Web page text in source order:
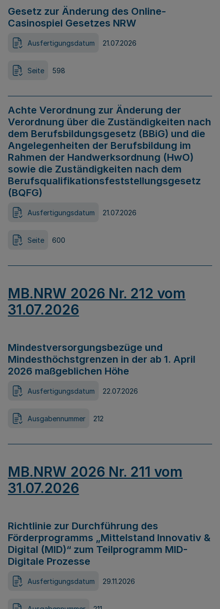
Gesetz zur Änderung des Online-
Casinospiel Gesetzes NRW
Ausfertigungsdatum 21.07.2026
Seite 598
Achte Verordnung zur Änderung der
Verordnung über die Zuständigkeiten nach
dem Berufsbildungsgesetz (BBiG) und die
Angelegenheiten der Berufsbildung im
Rahmen der Handwerksordnung (HwO)
sowie die Zuständigkeiten nach dem
Berufsqualifikationsfeststellungsgesetz
(BQFG)
Ausfertigungsdatum 21.07.2026
Seite 600
MB.NRW 2026 Nr. 212 vom
31.07.2026
Mindestversorgungsbezüge und
Mindesthöchstgrenzen in der ab 1. April
2026 maßgeblichen Höhe
Ausfertigungsdatum 22.07.2026
Ausgabennummer 212
MB.NRW 2026 Nr. 211 vom
31.07.2026
Richtlinie zur Durchführung des
Förderprogramms „Mittelstand Innovativ &
Digital (MID)“ zum Teilprogramm MID-
Digitale Prozesse
Ausfertigungsdatum 29.11.2026